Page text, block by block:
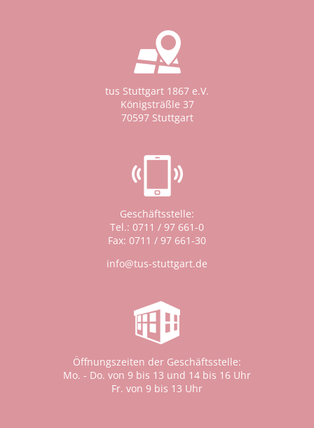
tus Stuttgart 1867 e.V.
Königsträßle 37
70597 Stuttgart
Geschäftsstelle:
Tel.: 0711 / 97 661-0
Fax: 0711 / 97 661-30
info@tus-stuttgart.de
Öffnungszeiten der Geschäftsstelle:
Mo. - Do. von 9 bis 13 und 14 bis 16 Uhr
Fr. von 9 bis 13 Uhr